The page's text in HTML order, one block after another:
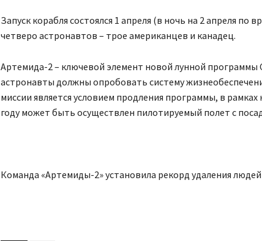
Запуск корабля состоялся 1 апреля (в ночь на 2 апреля по
четверо астронавтов – трое американцев и канадец.
Артемида-2 – ключевой элемент новой лунной
астронавты должны опробовать систему
миссии является условием продления программы, в
году может быть осуществлен пилотируемый полет с
Команда «Артемиды-2» установила рекорд удаления